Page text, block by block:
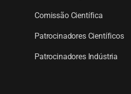
Comissão Científica
Patrocinadores Científicos
Patrocinadores Indústria